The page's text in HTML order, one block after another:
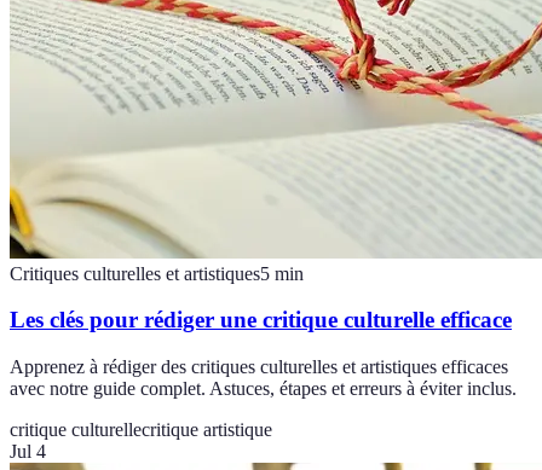
Critiques culturelles et artistiques5 min
Les clés pour rédiger une critique culturelle efficace
Apprenez à rédiger des critiques culturelles et artistiques efficaces
avec notre guide complet. Astuces, étapes et erreurs à éviter inclus.
critique culturellecritique artistique
Jul 4